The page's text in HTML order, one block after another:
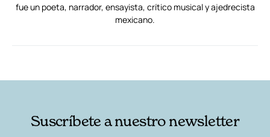
fue un poeta, narrador, ensayista, crítico musical y ajedrecista
mexicano.
Suscríbete a nuestro newsletter